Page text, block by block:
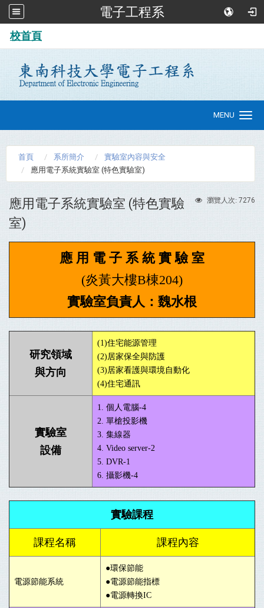
電子工程系
校首頁
navigation
MENU
首頁 系所簡介
實驗室內容與安全
應用電子系統實驗室 (特色實驗室)
瀏覽人次: 7276
應用電子系統實驗室 (特色實驗
室)
應 用 電 子 系 統 實 驗 室
(炎黃大樓B棟204)
實驗室負責人：魏水根
研究領域
與方向
(1)住宅能源管理
(2)居家保全與防護
(3)居家看護與環境自動化
(4)住宅通訊
實驗室
設備
1. 個人電腦-4
2. 單槍投影機
3. 集線器
4. Video server-2
5. DVR-1
6. 攝影機-4
實驗課程
課程名稱 課程內容
電源節能系統
●環保節能
●電源節能指標
●電源轉換IC